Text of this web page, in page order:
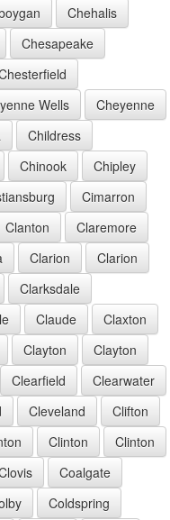
Chehalis
Chesapeake
Wells
Cheyenne
Childress
Chinook
Chipley
Cimarron
Clanton
Claremore
Clarion
Clarion
Clarksdale
Claude
Claxton
Clayton
Clayton
Clearfield
Clearwater
Cleveland
Clifton
Clinton
Clinton
Coalgate
Coldspring